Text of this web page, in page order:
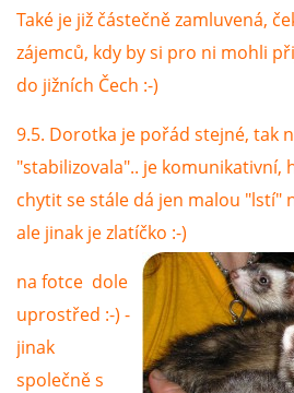
Také je již částečně zamluvená,
zájemců, kdy by si pro ni mohli
do jižních Čech :-)
9.5. Dorotka je pořád stejné, tak
"stabilizovala".. je komunikativní,
chytit se stále dá jen malou "lstí"
ale jinak je zlatíčko :-)
na fotce dole
uprostřed :-) -
jinak
společně s